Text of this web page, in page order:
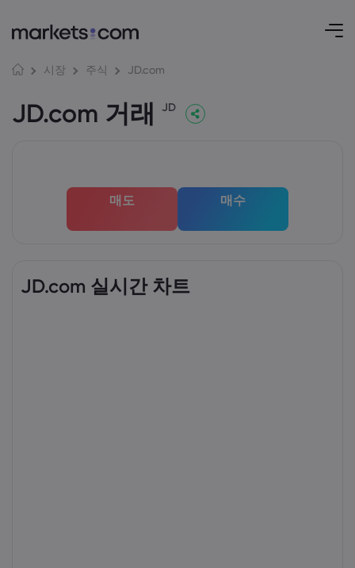
시장 주식 JD.com
JD.com 거래 JD
매도 매수
JD.com 실시간 차트